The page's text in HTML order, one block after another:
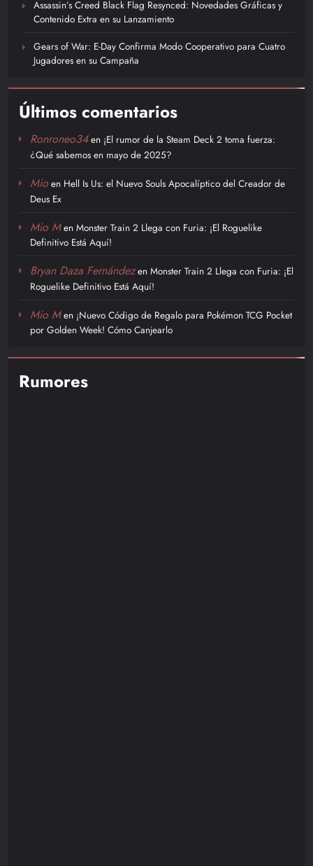
Assassin’s Creed Black Flag Resynced: Novedades Gráficas y
Contenido Extra en su Lanzamiento
Gears of War: E-Day Confirma Modo Cooperativo para Cuatro
Jugadores en su Campaña
Últimos comentarios
Ronroneo34en ¡El rumor de la Steam Deck 2 toma fuerza:
¿Qué sabemos en mayo de 2025?
Mioen Hell Is Us: el Nuevo Souls Apocalíptico del Creador de
Deus Ex
Mio Men Monster Train 2 Llega con Furia: ¡El Roguelike
Definitivo Está Aquí!
Bryan Daza Fernándezen Monster Train 2 Llega con Furia: ¡El
Roguelike Definitivo Está Aquí!
Mio Men ¡Nuevo Código de Regalo para Pokémon TCG Pocket
por Golden Week! Cómo Canjearlo
Rumores